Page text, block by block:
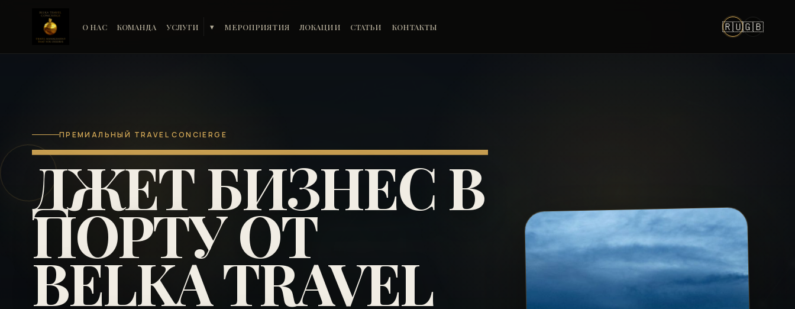
О НАС КОМАНДА УСЛУГИ ▾ МЕРОПРИЯТИЯ ЛОКАЦИИ СТАТЬИ КОНТАКТЫ 🇷🇺🇬🇧
ПРЕМИАЛЬНЫЙ TRAVEL CONCIERGE
ДЖЕТ БИЗНЕС В
ПОРТУ ОТ
BELKA TRAVEL